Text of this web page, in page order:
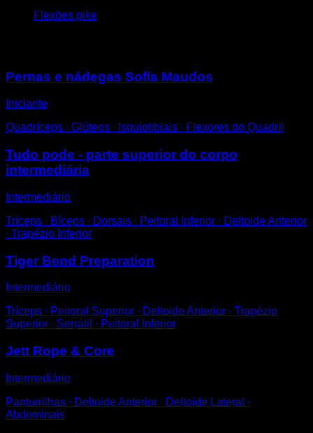
Flexões pike
Pernas e nádegas Sofía Maudos
Iniciante
Quadríceps ∙ Glúteos ∙ Isquiotibiais ∙ Flexores do Quadril
Tudo pode - parte superior do corpo
intermediária
Intermediário
Tríceps ∙ Bíceps ∙ Dorsais ∙ Peitoral Inferior ∙ Deltoide Anterior
∙ Trapézio Inferior
Tiger Bend Preparation
Intermediário
Tríceps ∙ Peitoral Superior ∙ Deltoide Anterior ∙ Trapézio
Superior ∙ Serrátil ∙ Peitoral Inferior
Jett Rope & Core
Intermediário
Panturrilhas ∙ Deltoide Anterior ∙ Deltoide Lateral ∙
Abdominais